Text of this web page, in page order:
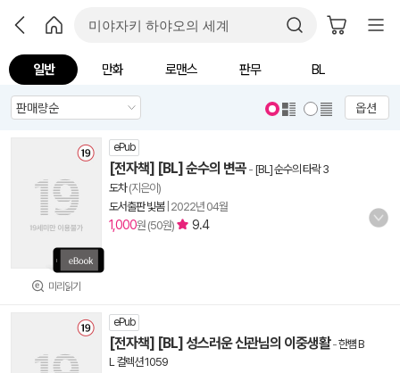
일반 만화 로맨스 판무 BL
옵션
미리읽기
ePub
[전자책] [BL] 순수의 변곡 - [BL] 순수의 타락 3
도차(지은이)
도서출판 빛봄| 2022년 04월
1,000원 (50원) 9.4
ePub
[전자책] [BL] 성스러운 신관님의 이중생활-한뼘 B
L 컬렉션 1059